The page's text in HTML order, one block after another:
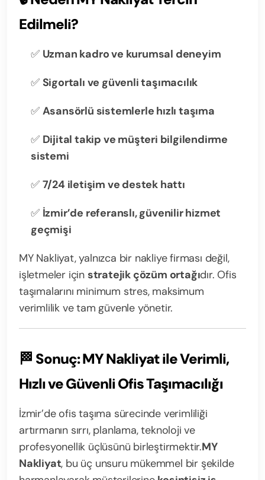
Edilmeli?
✅ Uzman kadro ve kurumsal deneyim
✅ Sigortalı ve güvenli taşımacılık
✅ Asansörlü sistemlerle hızlı taşıma
✅ Dijital takip ve müşteri bilgilendirme
sistemi
✅ 7/24 iletişim ve destek hattı
✅ İzmir’de referanslı, güvenilir hizmet
geçmişi
MY Nakliyat, yalnızca bir nakliye firması değil,
işletmeler için stratejik çözüm ortağıdır. Ofis
taşımalarını minimum stres, maksimum
verimlilik ve tam güvenle yönetir.
🏁 Sonuç: MY Nakliyat ile Verimli,
Hızlı ve Güvenli Ofis Taşımacılığı
İzmir’de ofis taşıma sürecinde verimliliği
artırmanın sırrı, planlama, teknoloji ve
profesyonellik üçlüsünü birleştirmektir.MY
Nakliyat, bu üç unsuru mükemmel bir şekilde